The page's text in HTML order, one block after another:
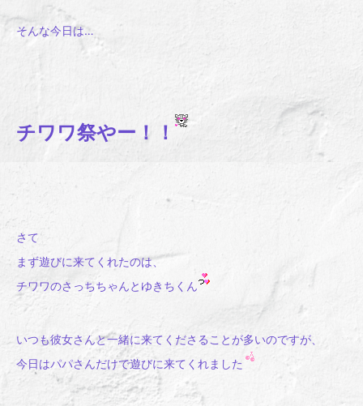
そんな今日は…
チワワ祭やー！！
さて
まず遊びに来てくれたのは、
チワワのさっちちゃんとゆきちくん
いつも彼女さんと一緒に来てくださることが多いのですが、
今日はパパさんだけで遊びに来てくれました